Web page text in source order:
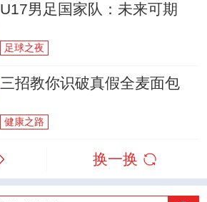
U17男足国家队：未来可期
足球之夜
三招教你识破真假全麦面包
健康之路
换一换